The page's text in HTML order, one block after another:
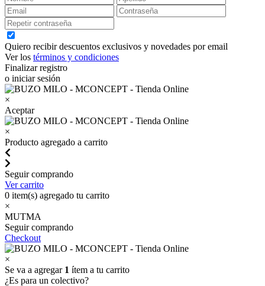
Quiero recibir descuentos exclusivos y novedades por email
Ver los términos y condiciones
Finalizar registro
o iniciar sesión
×
Aceptar
×
Producto agregado a carrito
Seguir comprando
Ver carrito
0 item(s) agregado tu carrito
×
MUTMA
Seguir comprando
Checkout
×
Se va a agregar 1 ítem a tu carrito
¿Es para un colectivo?